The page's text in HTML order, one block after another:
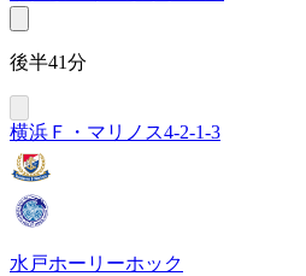
後半41分
横浜Ｆ・マリノス4-2-1-3
水戸ホーリーホック